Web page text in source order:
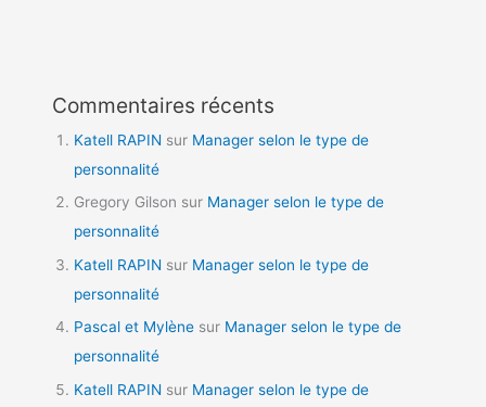
Commentaires récents
Katell RAPIN sur Manager selon le type de
personnalité
Gregory Gilson sur Manager selon le type de
personnalité
Katell RAPIN sur Manager selon le type de
personnalité
Pascal et Mylène sur Manager selon le type de
personnalité
Katell RAPIN sur Manager selon le type de